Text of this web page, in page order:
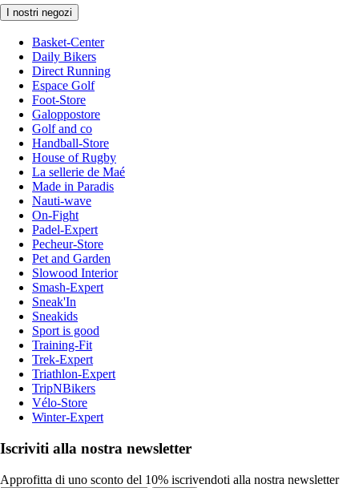
I nostri negozi
Basket-Center
Daily Bikers
Direct Running
Espace Golf
Foot-Store
Galoppostore
Golf and co
Handball-Store
House of Rugby
La sellerie de Maé
Made in Paradis
Nauti-wave
On-Fight
Padel-Expert
Pecheur-Store
Pet and Garden
Slowood Interior
Smash-Expert
Sneak'In
Sneakids
Sport is good
Training-Fit
Trek-Expert
Triathlon-Expert
TripNBikers
Vélo-Store
Winter-Expert
Iscriviti alla nostra newsletter
Approfitta di uno sconto del 10% iscrivendoti alla nostra newsletter